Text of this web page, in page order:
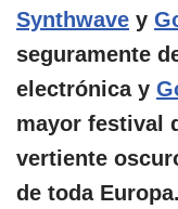
Synthwave y
seguramente
electrónica y
mayor festival
vertiente
de toda